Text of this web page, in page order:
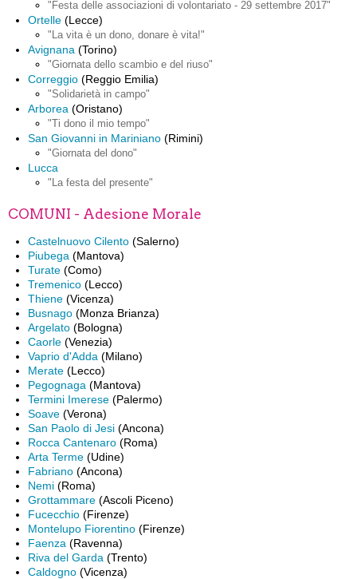
"Festa delle associazioni di volontariato - 29 settembre 2017"
Ortelle (Lecce)
"La vita è un dono, donare è vita!"
Avignana (Torino)
"Giornata dello scambio e del riuso"
Correggio (Reggio Emilia)
"Solidarietà in campo"
Arborea (Oristano)
"Ti dono il mio tempo"
San Giovanni in Mariniano (Rimini)
"Giornata del dono"
Lucca
"La festa del presente"
COMUNI - Adesione Morale
Castelnuovo Cilento (Salerno)
Piubega (Mantova)
Turate (Como)
Tremenico (Lecco)
Thiene (Vicenza)
Busnago (Monza Brianza)
Argelato (Bologna)
Caorle (Venezia)
Vaprio d'Adda (Milano)
Merate (Lecco)
Pegognaga (Mantova)
Termini Imerese (Palermo)
Soave (Verona)
San Paolo di Jesi (Ancona)
Rocca Cantenaro (Roma)
Arta Terme (Udine)
Fabriano (Ancona)
Nemi (Roma)
Grottammare (Ascoli Piceno)
Fucecchio (Firenze)
Montelupo Fiorentino (Firenze)
Faenza (Ravenna)
Riva del Garda (Trento)
Caldogno (Vicenza)